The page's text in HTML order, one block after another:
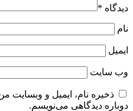
دیدگاه *
نام
ایمیل
وب‌ سایت
ذخیره نام، ایمیل و وبسایت
دوباره دیدگاهی می‌نویسم.